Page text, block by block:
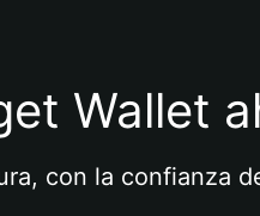
Wallet
con la confianza